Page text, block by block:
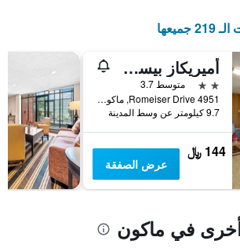
أميريكاز بيست فاليو إن آند سويتس ماكون آت أيزينهاور بارك واي
2 نجمتين
متوسط 3.7
4951 Romeiser Drive, ماكون, GA, الولايات المتحدة الأميريكية
9.7 كيلومتر عن وسط المدينة
144 ﷼
عرض الصفقة
أخرى في ماكون